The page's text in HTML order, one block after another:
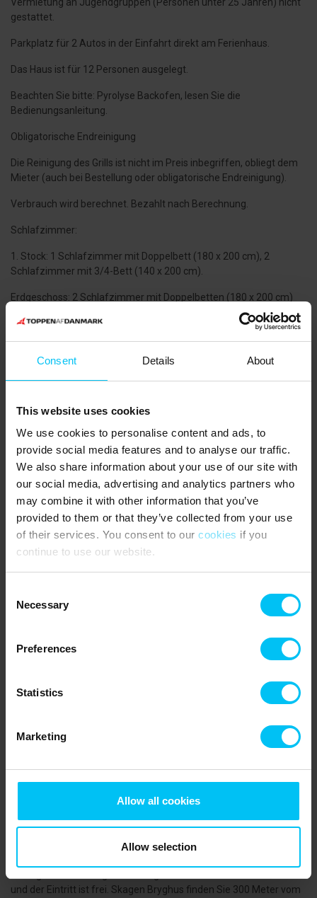
Consent Details About
This website uses cookies
We use cookies to personalise content and ads, to
provide social media features and to analyse our traffic.
We also share information about your use of our site with
our social media, advertising and analytics partners who
may combine it with other information that you’ve
provided to them or that they’ve collected from your use
of their services. You consent to our cookies if you
continue to use our website.
Selection
Necessary
Preferences
Statistics
Marketing
Allow all cookies
Allow selection
gestattet.
Parkplatz für 2 Autos in der Einfahrt direkt am Ferienhaus.
Das Haus ist für 12 Personen ausgelegt.
Beachten Sie bitte: Pyrolyse Backofen, lesen Sie die
Bedienungsanleitung.
Obligatorische Endreinigung
Die Reinigung des Grills ist nicht im Preis inbegriffen, obliegt dem
Mieter (auch bei Bestellung oder obligatorische Endreinigung).
Verbrauch wird berechnet. Bezahlt nach Berechnung.
Schlafzimmer:
1. Stock: 1 Schlafzimmer mit Doppelbett (180 x 200 cm), 2
Schlafzimmer mit 3/4-Bett (140 x 200 cm).
Erdgeschoss: 2 Schlafzimmer mit Doppelbetten (180 x 200 cm)
und 1 Schlafzimmer mit Etagenbett (jedes Bett 90 x 200 cm).
Jacuzzi im Freien.
NÄCHSTE EINKAUFSMÖGLICHKEIT
Lidl 300 m vom Ferienhaus entfernt.
ÖFFENTLICHER TRANSPORT
Skagen Bahnhof 900 m vom Ferienhaus entfernt.
SEHENSWÜRDICHKEITEN IN DER UMGEBUNG
Einen kurzen Spaziergang zu Fuß vom Ferienhaus entfernt, finden
Sie sowohl das Küstenmuseum als auch das Drachmanns Haus.
vielen Strandungen der Vergangenheit in der Gegend hören und
Sonderausstellungen über Schifffahrt und Fischerei sehen. In
Schriftsteller lebte und arbeitete. Ein Spaziergang oder eine
Radtour zur versandeten Kirche, entlang des alten Kirchweges, ist
Stadtzentrums. Machen Sie auch einen Ausflug zum Strand
Damstederne, südlich des Hafens von Skagen, und genießen Sie
bietet eine große Anzahl von Restaurants und Cafés. In den alten
Fischpackhäusern am Yachthafen finden Sie heute das Skagen
Fiskerestaurant und das Restaurant Pakhuset. Mehrere kleinere
Sie sind in den Sommermonaten geöffnet, da das Essen immer
draußen am Kai genossen wird. Ein lokal gebrauter Skagenøl muss
und der Eintritt ist frei. Skagen Bryghus finden Sie 300 Meter vom